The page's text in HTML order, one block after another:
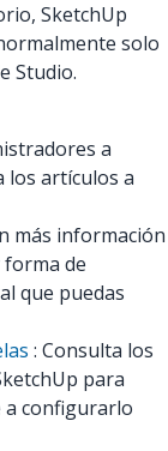
SketchUp
solo
Studio.
a
los artículos a
más información
de
que puedas
: Consulta los
para
a configurarlo